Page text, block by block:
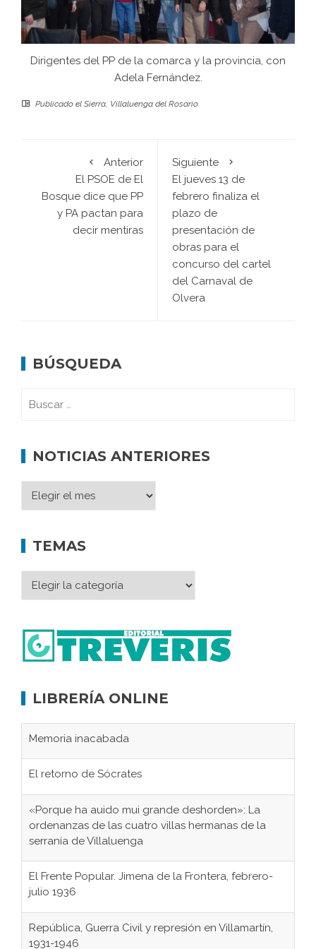
Dirigentes del PP de la comarca y la provincia, con
Adela Fernández.
Publicado el Sierra, Villaluenga del Rosario
Anterior
El PSOE de El
Bosque dice que PP
y PA pactan para
decir mentiras
Siguiente
El jueves 13 de
febrero finaliza el
plazo de
presentación de
obras para el
concurso del cartel
del Carnaval de
Olvera
BÚSQUEDA
NOTICIAS ANTERIORES
TEMAS
LIBRERÍA ONLINE
Memoria inacabada
El retorno de Sócrates
«Porque ha auido mui grande deshorden»: La
ordenanzas de las cuatro villas hermanas de la
serranía de Villaluenga
El Frente Popular. Jimena de la Frontera, febrero-
julio 1936
República, Guerra Civil y represión en Villamartín,
1931-1946